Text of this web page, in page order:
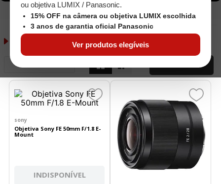
ou objetiva LUMIX / Panasonic.
15% OFF na câmera ou objetiva LUMIX escolhida
3 anos de garantia oficial Panasonic
Ver produtos elegíveis
Objetivas SONY 152
Objetivas produtos
sony
Objetiva Sony FE 50mm F/1.8 E-
Mount
INDISPONÍVEL